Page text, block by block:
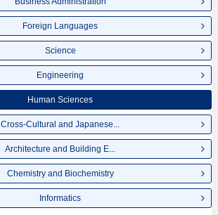
Foreign Languages
Science
Engineering
Human Sciences
Cross-Cultural and Japanese...
Architecture and Building E...
Chemistry and Biochemistry
Informatics